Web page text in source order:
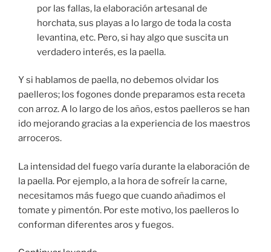
por las fallas, la elaboración artesanal de
horchata, sus playas a lo largo de toda la costa
levantina, etc. Pero, si hay algo que suscita un
verdadero interés, es la paella.
Y si hablamos de paella, no debemos olvidar los
paelleros; los fogones donde preparamos esta receta
con arroz. A lo largo de los años, estos paelleros se han
ido mejorando gracias a la experiencia de los maestros
arroceros.
La intensidad del fuego varía durante la elaboración de
la paella. Por ejemplo, a la hora de sofreír la carne,
necesitamos más fuego que cuando añadimos el
tomate y pimentón. Por este motivo, los paelleros lo
conforman diferentes aros y fuegos.